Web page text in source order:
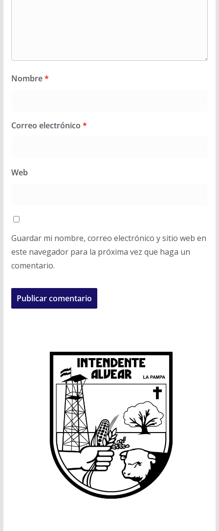
Nombre*
Correo electrónico *
Web
Guardar mi nombre, correo electrónico y sitio web en
este navegador para la próxima vez que haga un
comentario.